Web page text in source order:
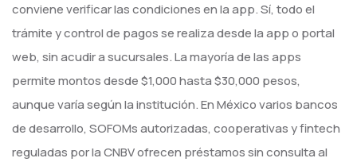
conviene verificar las condiciones en la app. Sí, todo el
trámite y control de pagos se realiza desde la app o portal
web, sin acudir a sucursales. La mayoría de las apps
permite montos desde $1,000 hasta $30,000 pesos,
aunque varía según la institución. En México varios bancos
de desarrollo, SOFOMs autorizadas, cooperativas y fintech
reguladas por la CNBV ofrecen préstamos sin consulta al